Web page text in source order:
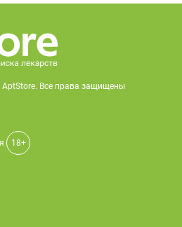
AptStore. Все права защищены
18+